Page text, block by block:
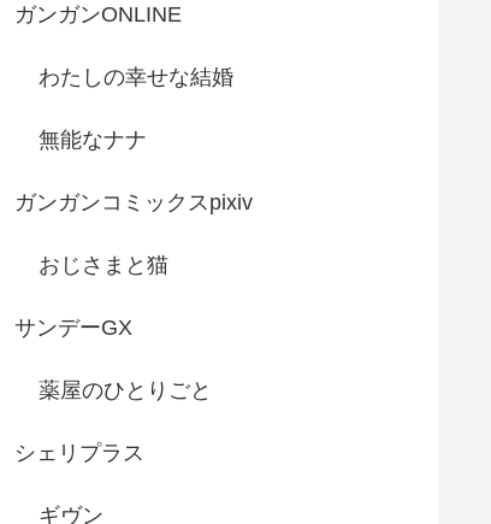
ガンガンONLINE
わたしの幸せな結婚
無能なナナ
ガンガンコミックスpixiv
おじさまと猫
サンデーGX
薬屋のひとりごと
シェリプラス
ギヴン